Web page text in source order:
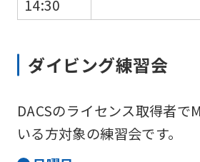
14:30
ダイビング練習会
DACSのライセンス取得者で
いる方対象の練習会です。